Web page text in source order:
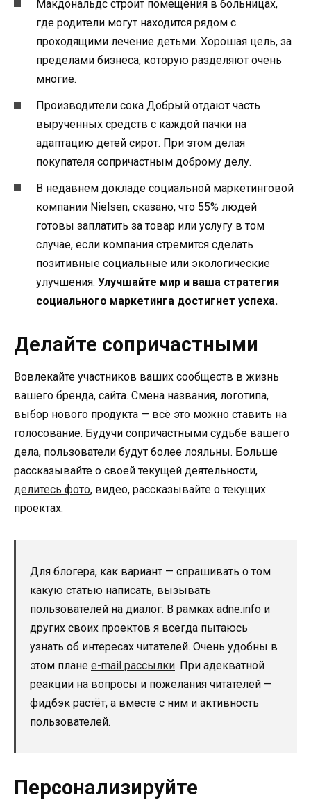
Макдональдс строит помещения в больницах,
где родители могут находится рядом с
проходящими лечение детьми. Хорошая цель, за
пределами бизнеса, которую разделяют очень
многие.
Производители сока Добрый отдают часть
вырученных средств с каждой пачки на
адаптацию детей сирот. При этом делая
покупателя сопричастным доброму делу.
В недавнем докладе социальной маркетинговой
компании Nielsen, сказано, что 55% людей
готовы заплатить за товар или услугу в том
случае, если компания стремится сделать
позитивные социальные или экологические
улучшения. Улучшайте мир и ваша стратегия
социального маркетинга достигнет успеха.
Делайте сопричастными
Вовлекайте участников ваших сообществ в жизнь
вашего бренда, сайта. Смена названия, логотипа,
выбор нового продукта — всё это можно ставить на
голосование. Будучи сопричастными судьбе вашего
дела, пользователи будут более лояльны. Больше
рассказывайте о своей текущей деятельности,
делитесь фото, видео, рассказывайте о текущих
проектах.
Для блогера, как вариант — спрашивать о том
какую статью написать, вызывать
пользователей на диалог. В рамках adne.info и
других своих проектов я всегда пытаюсь
узнать об интересах читателей. Очень удобны в
этом плане e-mail рассылки. При адекватной
реакции на вопросы и пожелания читателей —
фидбэк растёт, а вместе с ним и активность
пользователей.
Персонализируйте